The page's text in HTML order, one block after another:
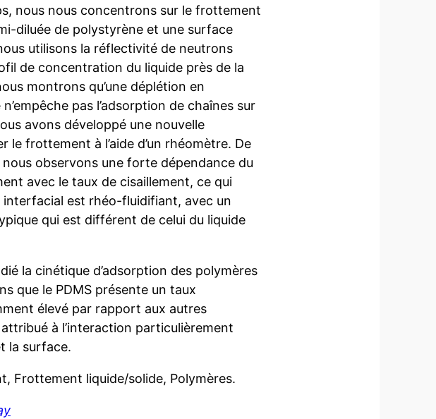
nous nous concentrons sur le frottement
diluée de polystyrène et une surface
utilisons la réflectivité de neutrons
de concentration du liquide près de la
montrons qu’une déplétion en
pas l’adsorption de chaînes sur
avons développé une nouvelle
le frottement à l’aide d’un rhéomètre. De
observons une forte dépendance du
avec le taux de cisaillement, ce qui
interfacial est rhéo-fluidifiant, avec un
qui est différent de celui du liquide
la cinétique d’adsorption des polymères
que le PDMS présente un taux
élevé par rapport aux autres
à l’interaction particulièrement
la surface.
Frottement liquide/solide, Polymères.